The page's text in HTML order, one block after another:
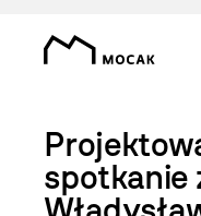
spotkanie